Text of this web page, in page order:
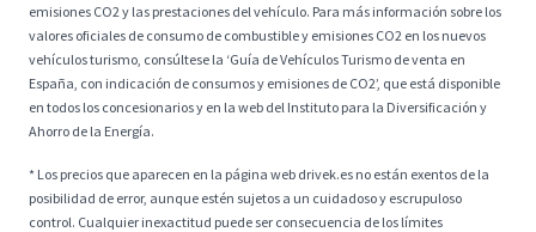
emisiones CO2 y las prestaciones del vehículo. Para más información sobre los
valores oficiales de consumo de combustible y emisiones CO2 en los nuevos
vehículos turismo, consúltese la ‘Guía de Vehículos Turismo de venta en
España, con indicación de consumos y emisiones de CO2’, que está disponible
en todos los concesionarios y en la web del Instituto para la Diversificación y
Ahorro de la Energía.
* Los precios que aparecen en la página web drivek.es no están exentos de la
posibilidad de error, aunque estén sujetos a un cuidadoso y escrupuloso
control. Cualquier inexactitud puede ser consecuencia de los límites